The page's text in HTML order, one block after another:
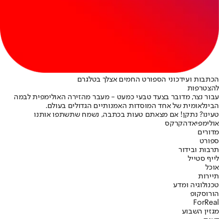
הכתבות ועידכוני הספורט החמים אצלך בטלגרם
להצטרפות
עבור נצר, מדובר בצעד טבעי כמעט - מעבר מהזירה האולימפית לבמה
הבינלאומית של אחד המוסדות האמנותיים הגדולים בעולם.
טעינו? נתקן! אם מצאתם טעות בכתבה, נשמח שתשתפו אותנו
אולימפיאדהקרקס
מדורים
ספורט
תרבות ובידור
לייף סטייל
אוכל
תיירות
טכנולוגיה ומדע
הורוסקופ
ForReal
מגזין השבוע